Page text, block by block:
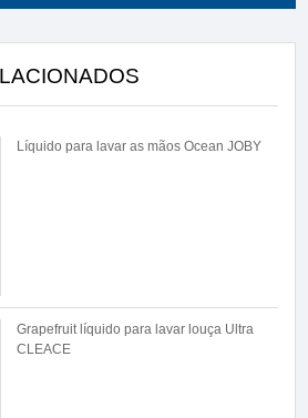
Líquido para lavar as mãos Ocean JOBY
Grapefruit líquido para lavar louça Ultra
CLEACE